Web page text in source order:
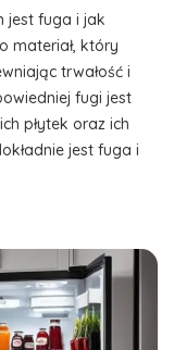
jest fuga i jak
materiał, który
trwałość i
fugi jest
płytek oraz ich
jest fuga i